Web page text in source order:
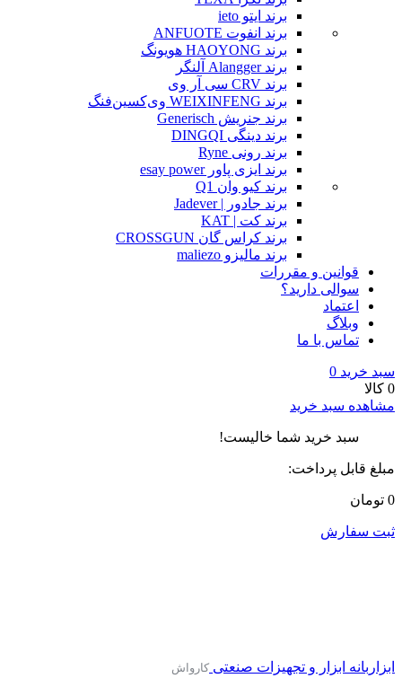
برند ایتو ieto
برند انفوت ANFUOTE
برند HAOYONG هویونگ
برند Alangger آلنگر
برند CRV سی آر وی
برند WEIXINFENG وی‌کسین‌فنگ
برند جنریش Generisch
برند دینگی DINGQI
برند رونی Ryne
برند ایزی پاور esay power
برند کیو وان Q1
برند جادور | Jadever
برند کت | KAT
برند کراس گان CROSSGUN
برند مالیزو maliezo
قوانین و مقررات
سوالی دارید؟
اعتماد
وبلاگ
تماس با ما
سبد خرید 0
0 کالا
مشاهده سبد خرید
سبد خرید شما خالیست!
مبلغ قابل پرداخت:
0 تومان
ثبت سفارش
ابزاربانه ابزار و تجهیزات صنعتی کارواش